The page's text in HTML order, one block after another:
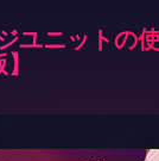
ユニットの